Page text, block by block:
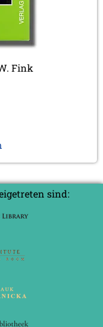
Fink
sind: